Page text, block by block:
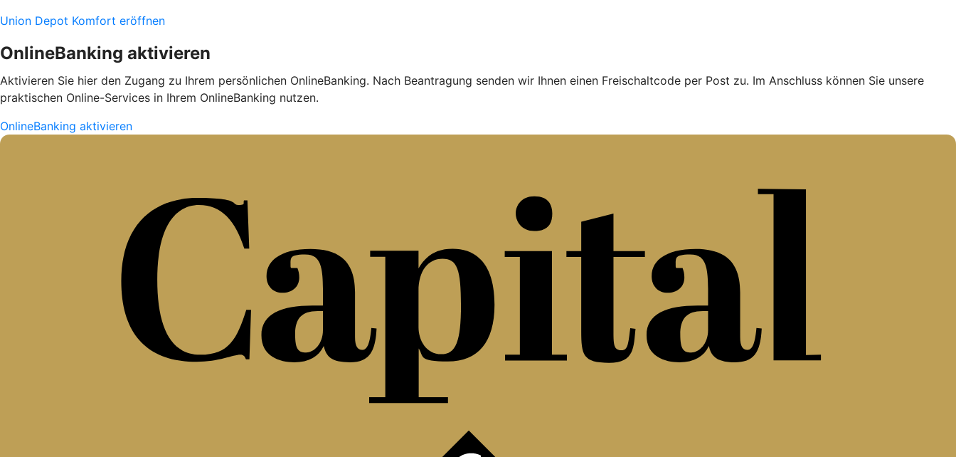
Union Depot Komfort eröffnen
OnlineBanking aktivieren
Aktivieren Sie hier den Zugang zu Ihrem persönlichen OnlineBanking. Nach Beantragung senden wir Ihnen einen Freischaltcode per Post zu. Im Anschluss können Sie unsere
praktischen Online-Services in Ihrem OnlineBanking nutzen.
OnlineBanking aktivieren